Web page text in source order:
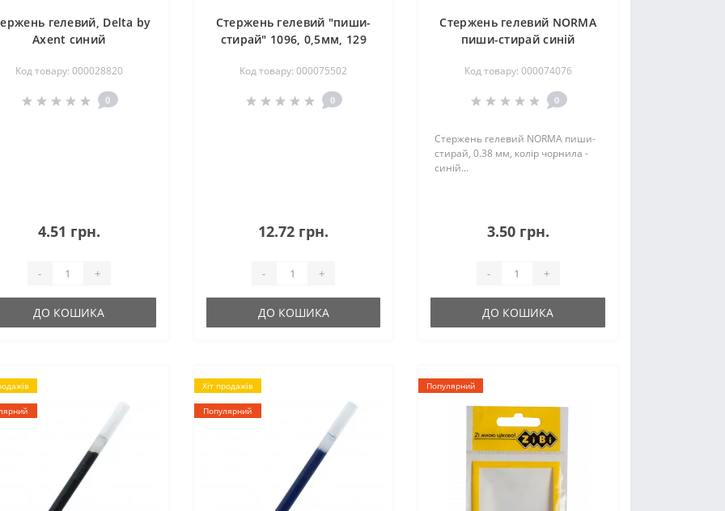
гелевий, Delta by
Axent синий
Код товару: 000028820
0
4.51 грн.
- +
ДО КОШИКА
Стержень гелевий "пиши-
стирай" 1096, 0,5мм, 129
Код товару: 000075502
0
12.72 грн.
- +
ДО КОШИКА
Стержень гелевий NORMA
пиши-стирай синій
Код товару: 000074076
0
Стержень гелевий NORMA пиши-
стирай, 0.38 мм, колір чорнила -
синій...
3.50 грн.
- +
ДО КОШИКА
Хіт продажів
Популярний
Популярний